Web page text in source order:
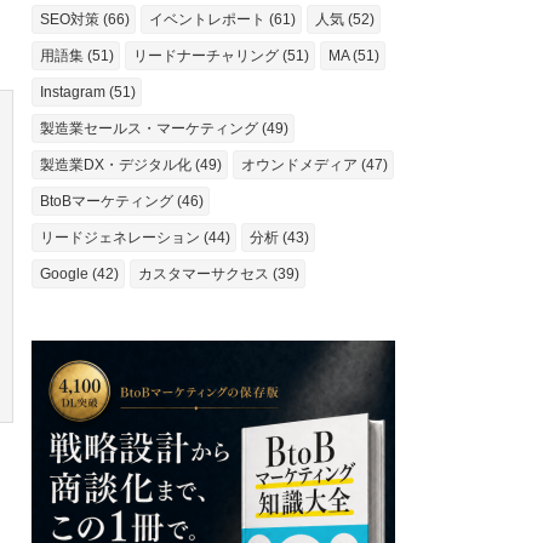
SEO対策 (66) イベントレポート (61) 人気 (52)
用語集 (51) リードナーチャリング (51) MA (51)
Instagram (51)
製造業セールス・マーケティング (49)
製造業DX・デジタル化 (49) オウンドメディア (47)
BtoBマーケティング (46)
リードジェネレーション (44) 分析 (43)
Google (42) カスタマーサクセス (39)